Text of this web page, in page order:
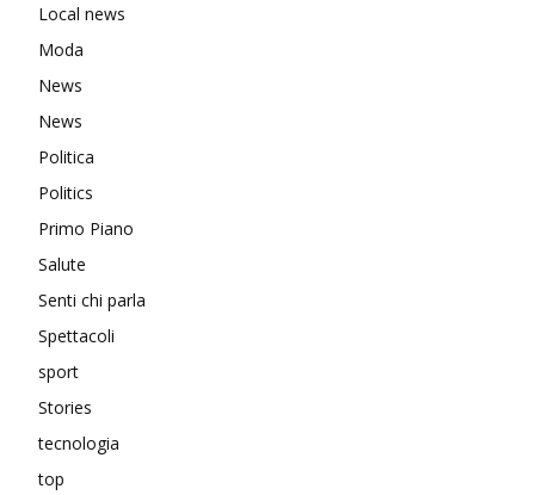
Local news
Moda
News
News
Politica
Politics
Primo Piano
Salute
Senti chi parla
Spettacoli
sport
Stories
tecnologia
top